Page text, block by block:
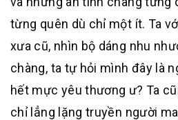
từng quên dù chỉ một ít. Ta
xưa cũ, nhìn bộ dáng nhu
chàng, ta tự hỏi mình đây là
hết mực yêu thương ư? Ta
chỉ lẳng lặng truyền người